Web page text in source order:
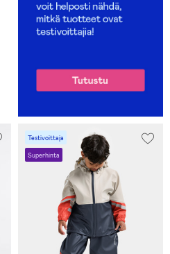
Testivoittaja
Superhinta